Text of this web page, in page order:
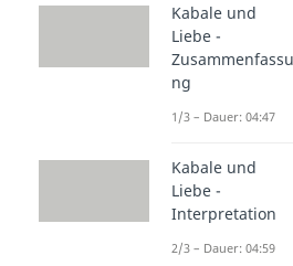
Kabale und
Liebe -
Zusammenfassu
ng
1/3 – Dauer: 04:47
Kabale und
Liebe -
Interpretation
2/3 – Dauer: 04:59